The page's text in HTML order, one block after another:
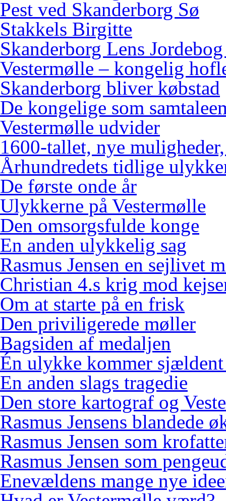
Pest ved Skanderborg Sø
Stakkels Birgitte
Skanderborg Lens
Vestermølle – kongelig
Skanderborg bliver købstad
De kongelige som
Vestermølle udvider
1600-tallet, nye
Århundredets tidlige
De første onde år
Ulykkerne på Vestermølle
Den omsorgsfulde konge
En anden ulykkelig sag
Rasmus Jensen en sejlivet
Christian 4.s krig mod
Om at starte på en frisk
Den priviligerede møller
Bagsiden af medaljen
Én ulykke kommer sjældent
En anden slags tragedie
Den store kartograf og
Rasmus Jensens blandede
Rasmus Jensen som
Rasmus Jensen som
Enevældens mange nye